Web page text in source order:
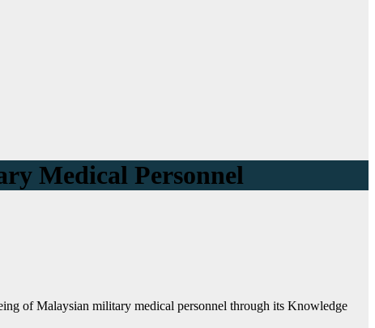
Medical Personnel
of Malaysian military medical personnel through its Knowledge